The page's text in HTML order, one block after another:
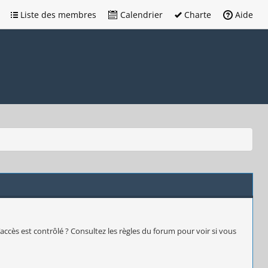
Liste des membres Calendrier Charte Aide
est contrôlé ? Consultez les règles du forum pour voir si vous